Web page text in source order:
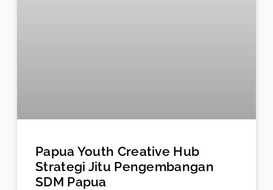
Papua Youth Creative Hub
Strategi Jitu Pengembangan
SDM Papua